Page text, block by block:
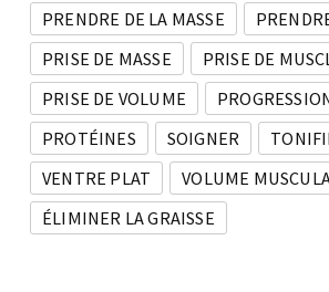
PRENDRE DE LA MASSE
PRISE DE MASSE
PRISE DE
PRISE DE VOLUME
PROTÉINES
SOIGNER
VENTRE PLAT
VOLUME
ÉLIMINER LA GRAISSE